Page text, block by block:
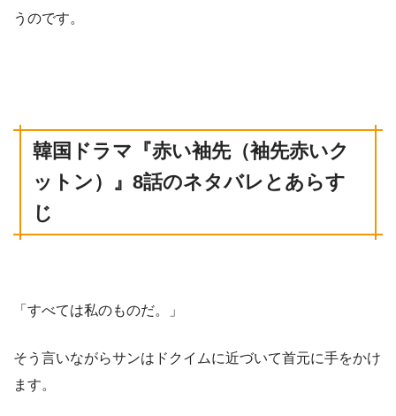
うのです。
韓国ドラマ 『赤い袖先（袖先赤いク
ットン） 』8話のネタバレとあらす
じ
「すべては私のものだ。」
そう言いながらサンはドクイムに近づいて首元に手をかけ
ます。